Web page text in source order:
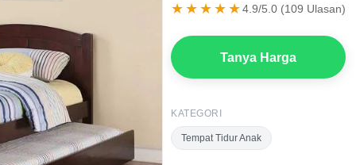
★★★★★4.9/5.0 (109 Ulasan)
Tanya Harga
KATEGORI
Tempat Tidur Anak